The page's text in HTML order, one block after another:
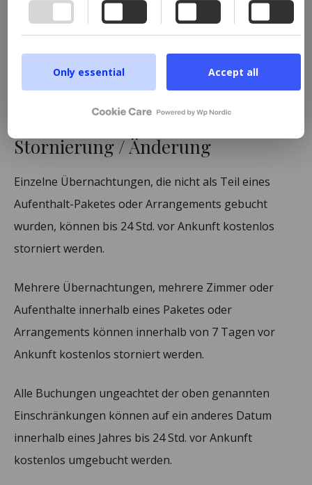
Stornierung
FÜR ÜBERNACHTUNGEN
Stornierung / Änderung
Einzelne Übernachtungen, die nicht als Teil eines
Aufenthalt-Paketes oder Arrangements gebucht
wurden, können bis 24 Std. vor Ankunft kostenlos
storniert werden.
Mehrere Übernachtungen, mehrere Zimmer oder
Aufenthalte innerhalb eines Paketes oder
Arrangements können innerhalb von 7 Tagen vor
Ankunft kostenlos storniert werden.
Alle Buchungen ungeachtet der oben genannten
Einschränkungen können auf ein anderes Datum
innerhalb eines Jahres bis 24 Std. vor Ankunft
kostenlos umgebucht werden.
and other technologies, as well as our collection and
processing of personal information, we encourage
you to read more by following the provided link. We
prioritize transparency and respect your need to be
well-informed.
Google privacy policy
Only essential Accept all